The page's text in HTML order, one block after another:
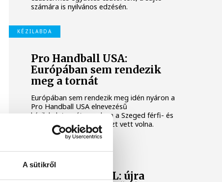
A sütikről
számára is nyilvános edzésén.
KÉZILABDA
Pro Handball USA:
Európában sem rendezik
meg a tornát
Európában sem rendezik meg idén nyáron a
Pro Handball USA elnevezésű
kézilabdatornát, amelyen a Szeged férfi- és
a Győr női csapata is részt vett volna.
Női kézilabda BL: újra